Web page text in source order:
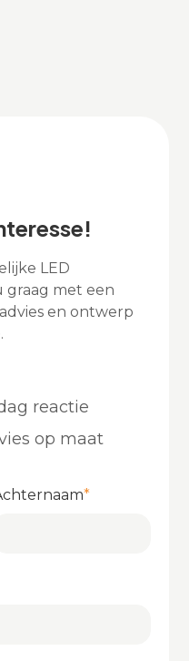
LED
graag met een
en ontwerp
reactie
op maat
*